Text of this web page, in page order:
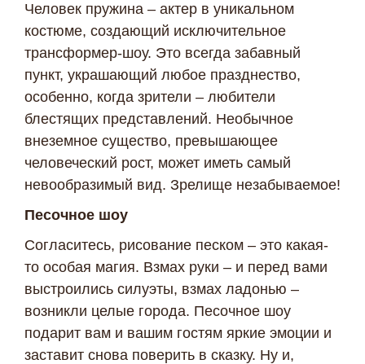
Человек пружина – актер в уникальном
костюме, создающий исключительное
трансформер-шоу. Это всегда забавный
пункт, украшающий любое празднество,
особенно, когда зрители – любители
блестящих представлений. Необычное
внеземное существо, превышающее
человеческий рост, может иметь самый
невообразимый вид. Зрелище незабываемое!
Песочное шоу
Согласитесь, рисование песком – это какая-
то особая магия. Взмах руки – и перед вами
выстроились силуэты, взмах ладонью –
возникли целые города. Песочное шоу
подарит вам и вашим гостям яркие эмоции и
заставит снова поверить в сказку. Ну и,